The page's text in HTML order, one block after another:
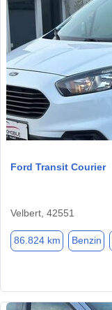
Ford Transit Courier
Velbert, 42551
86.824 km Benzin